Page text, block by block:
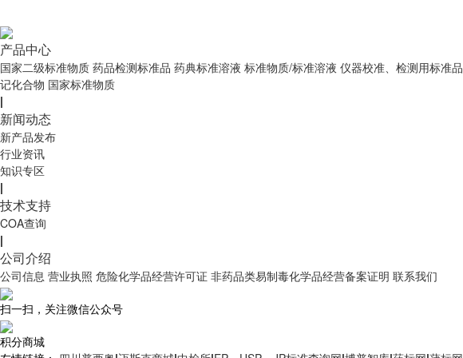
产品中心
国家二级标准物质 药品检测标准品 药典标准溶液 标准物质/标准溶液 仪器校准、检测用标准品
记化合物 国家标准物质
|
新闻动态
新产品发布
行业资讯
知识专区
|
技术支持
COA查询
|
公司介绍
公司信息 营业执照 危险化学品经营许可证 非药品类易制毒化学品经营备案证明 联系我们
扫一扫，关注微信公众号
积分商城